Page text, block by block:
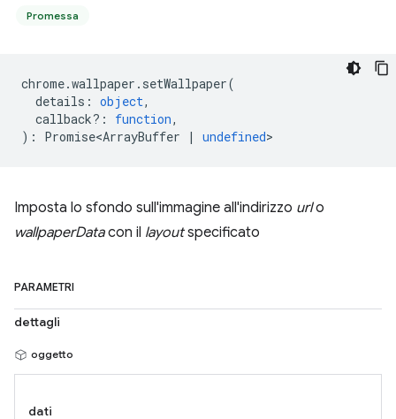
Promessa
chrome.wallpaper . setWallpaper(
details : object,
callback? : function,
) : Promise<ArrayBuffer | undefined>
Imposta lo sfondo sull'immagine all'indirizzo urlo
wallpaperDatacon il layoutspecificato
PARAMETRI
dettagli
oggetto
dati